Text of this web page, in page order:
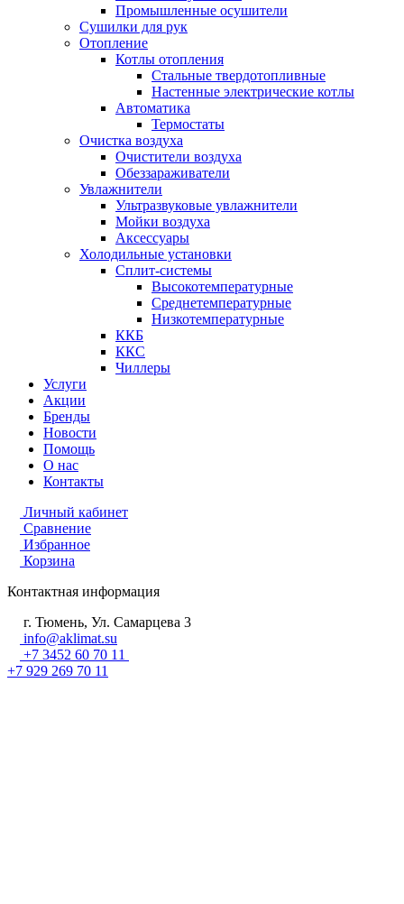
Промышленные осушители
Сушилки для рук
Отопление
Котлы отопления
Стальные твердотопливные
Настенные электрические котлы
Автоматика
Термостаты
Очистка воздуха
Очистители воздуха
Обеззараживатели
Увлажнители
Ультразвуковые увлажнители
Мойки воздуха
Аксессуары
Холодильные установки
Сплит-системы
Высокотемпературные
Среднетемпературные
Низкотемпературные
ККБ
ККС
Чиллеры
Услуги
Акции
Бренды
Новости
Помощь
О нас
Контакты
Личный кабинет
Сравнение
Избранное
Корзина
Контактная информация
г. Тюмень, Ул. Самарцева 3
info@aklimat.su
+7 3452 60 70 11
+7 929 269 70 11